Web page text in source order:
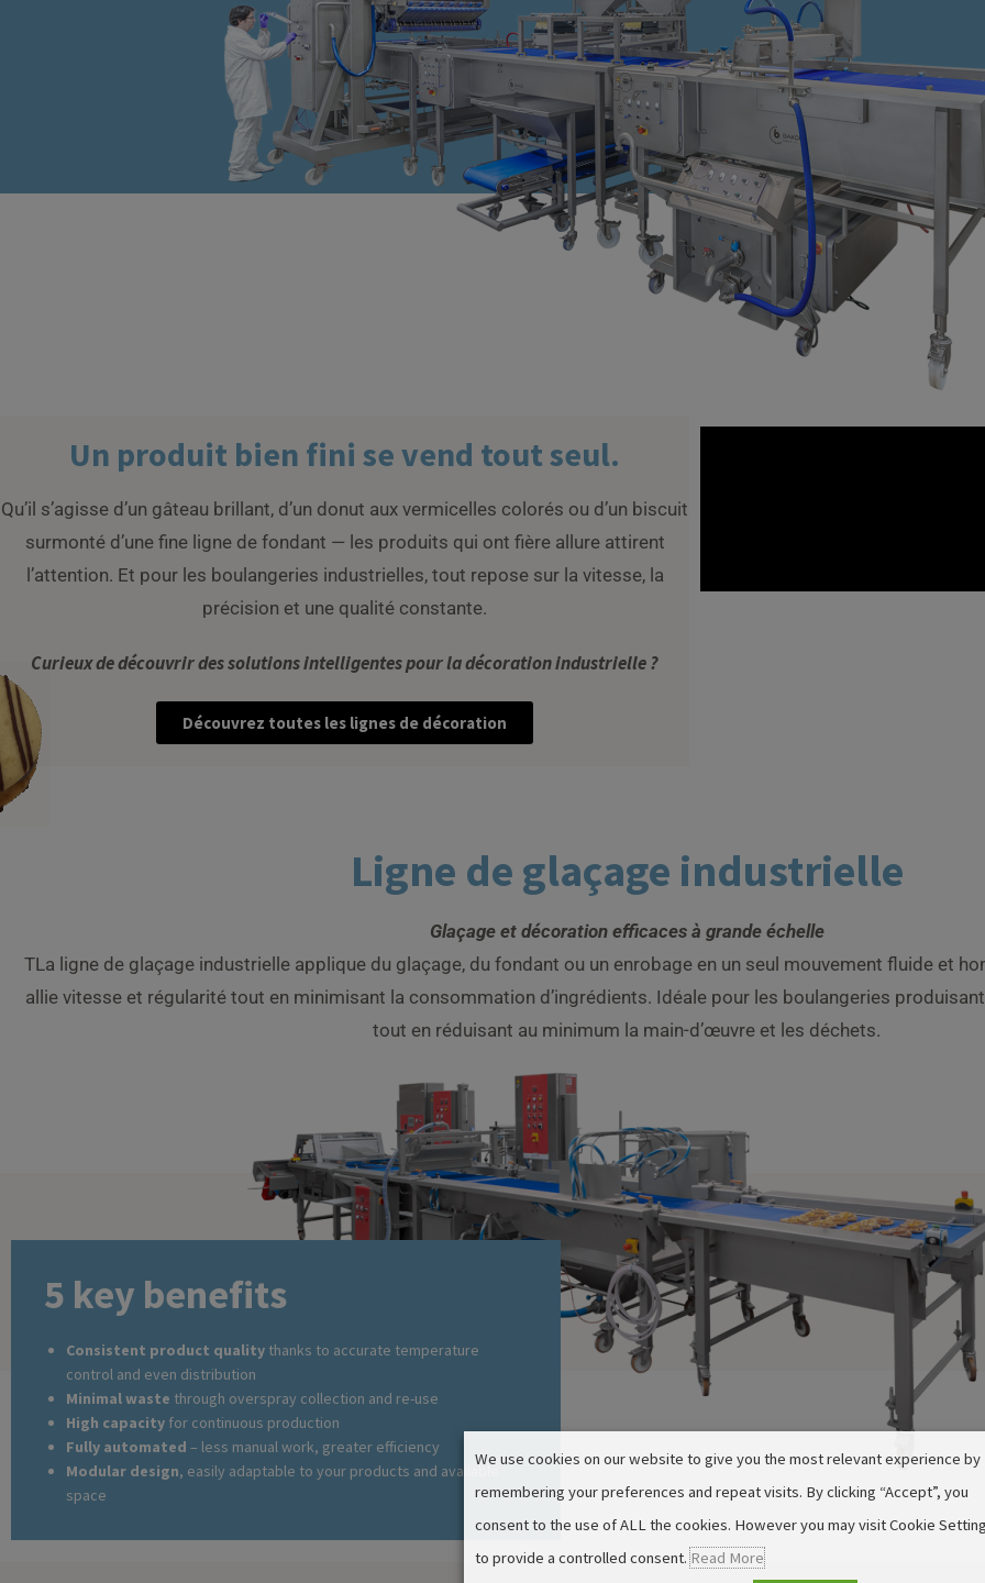
Un produit bien fini se vend tout seul.
Qu’il s’agisse d’un gâteau brillant, d’un donut aux vermicelles colorés ou d’un biscuit
surmonté d’une fine ligne de fondant — les produits qui ont fière allure attirent
l’attention. Et pour les boulangeries industrielles, tout repose sur la vitesse, la
précision et une qualité constante.
Curieux de découvrir des solutions intelligentes pour la décoration industrielle ?
Découvrez toutes les lignes de décoration
Ligne de glaçage industrielle
Glaçage et décoration efficaces à grande échelle
TLa ligne de glaçage industrielle applique du glaçage, du fondant ou un enrobage en un seul mouvement fluide et
allie vitesse et régularité tout en minimisant la consommation d’ingrédients. Idéale pour les boulangeries
tout en réduisant au minimum la main-d’œuvre et les déchets.
5 key benefits
Consistent product quality thanks to accurate temperature
control and even distribution
Minimal waste through overspray collection and re-use
High capacity for continuous production
Fully automated – less manual work, greater efficiency
Modular design, easily adaptable to your products and available
space
We use cookies on our website to give you the most relevant experience by
remembering your preferences and repeat visits. By clicking “Accept”, you
consent to the use of ALL the cookies. However you may visit Cookie
to provide a controlled consent.Read More